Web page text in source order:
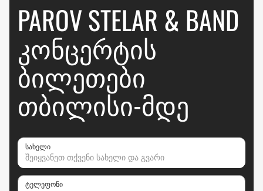
PAROV STELAR & BAND
ᲙᲝᲜᲪᲔᲠᲢᲘᲡ
ᲑᲘᲚᲔᲗᲔᲑᲘ
ᲗᲑᲘᲚᲘᲡᲘ-ᲛᲓᲔ
სახელი
ტელეფონი